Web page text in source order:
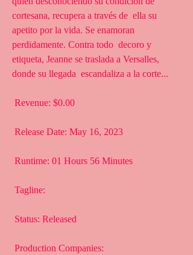
cortesana, recupera a través de  ella su
apetito por la vida. Se enamoran
perdidamente. Contra todo  decoro y
etiqueta, Jeanne se traslada a Versalles,
donde su llegada  escandaliza a la corte...
Revenue: $0.00
Release Date: May 16, 2023
Runtime: 01 Hours 56 Minutes
Tagline:
Status: Released
Production Companies: